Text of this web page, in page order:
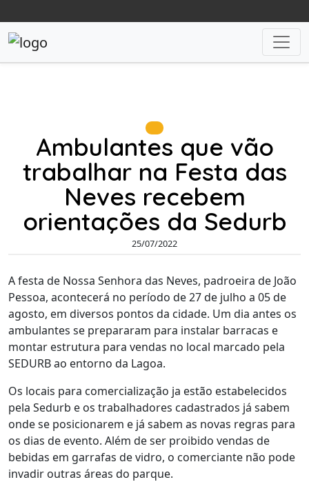
Ambulantes que vão
trabalhar na Festa das
Neves recebem
orientações da Sedurb
25/07/2022
A festa de Nossa Senhora das Neves, padroeira de João
Pessoa, acontecerá no período de 27 de julho a 05 de
agosto, em diversos pontos da cidade. Um dia antes os
ambulantes se prepararam para instalar barracas e
montar estrutura para vendas no local marcado pela
SEDURB ao entorno da Lagoa.
Os locais para comercialização ja estão estabelecidos
pela Sedurb e os trabalhadores cadastrados já sabem
onde se posicionarem e já sabem as novas regras para
os dias de evento. Além de ser proibido vendas de
bebidas em garrafas de vidro, o comerciante não pode
invadir outras áreas do parque.